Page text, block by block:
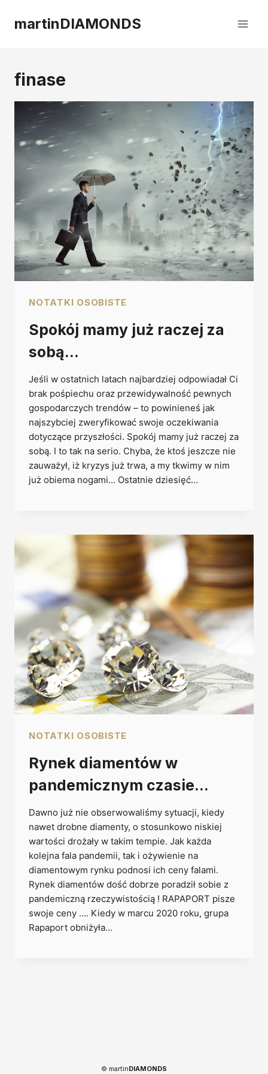
martinDIAMONDS
finase
NOTATKI OSOBISTE
Spokój mamy już raczej za
sobą…
Jeśli w ostatnich latach najbardziej odpowiadał Ci
brak pośpiechu oraz przewidywalność pewnych
gospodarczych trendów – to powinieneś jak
najszybciej zweryfikować swoje oczekiwania
dotyczące przyszłości. Spokój mamy już raczej za
sobą. I to tak na serio. Chyba, że ktoś jeszcze nie
zauważył, iż kryzys już trwa, a my tkwimy w nim
już obiema nogami… Ostatnie dziesięć…
NOTATKI OSOBISTE
Rynek diamentów w
pandemicznym czasie…
Dawno już nie obserwowaliśmy sytuacji, kiedy
nawet drobne diamenty, o stosunkowo niskiej
wartości drożały w takim tempie. Jak każda
kolejna fala pandemii, tak i ożywienie na
diamentowym rynku podnosi ich ceny falami.
Rynek diamentów dość dobrze poradził sobie z
pandemiczną rzeczywistością ! RAPAPORT pisze
swoje ceny …. Kiedy w marcu 2020 roku, grupa
Rapaport obniżyła…
© martinDIAMONDS